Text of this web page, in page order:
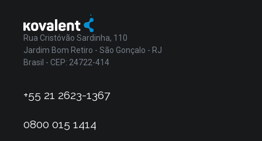
Rua Cristóvão Sardinha, 110
Jardim Bom Retiro - São Gonçalo - RJ
Brasil - CEP: 24722-414
+55 21 2623-1367
0800 015 1414